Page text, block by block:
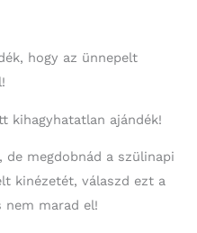
hogy az ünnepelt
kihagyhatatlan ajándék!
megdobnád a szülinapi
kinézetét, válaszd ezt a
nem marad el!